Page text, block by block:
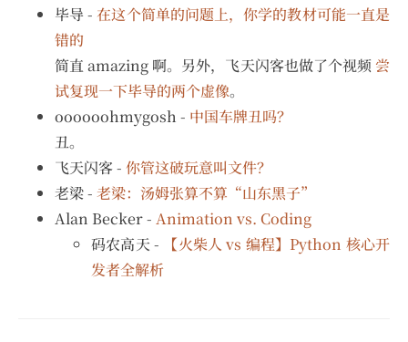
毕导 -在这个简单的问题上，你学的教材可能一直是
错的
简直 amazing 啊。另外，飞天闪客也做了个视频 尝
试复现一下毕导的两个虚像。
oooooohmygosh - 中国车牌丑吗？
丑。
飞天闪客 - 你管这破玩意叫文件？
老梁 - 老梁：汤姆张算不算“山东黑子”
Alan Becker - Animation vs. Coding
码农高天 -
【火柴人 vs 编程】Python 核心开
发者全解析